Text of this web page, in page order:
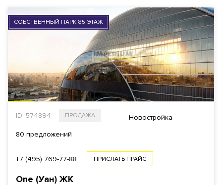
СОБСТВЕННЫЙ ПАРК 85 ЭТАЖ
ID: 574894 ПРОДАЖА Новостройка
80 предложений
+7 (495) 769-77-88 ПРИСЛАТЬ ПРАЙС
One (Уан) ЖК